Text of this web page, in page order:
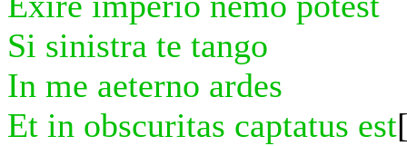
Si sinistra te tango
In me aeterno ardes
Et in obscuritas captatus est